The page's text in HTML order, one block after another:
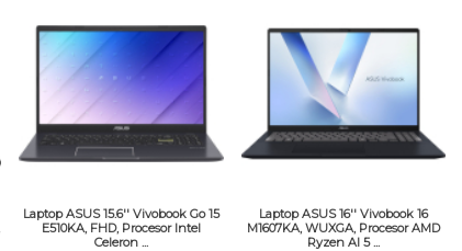
Laptop ASUS 15.6'' Vivobook Go 15
E510KA, FHD, Procesor Intel
Celeron ...
Laptop ASUS 16'' Vivobook 16
M1607KA, WUXGA, Procesor AMD
Ryzen AI 5 ...